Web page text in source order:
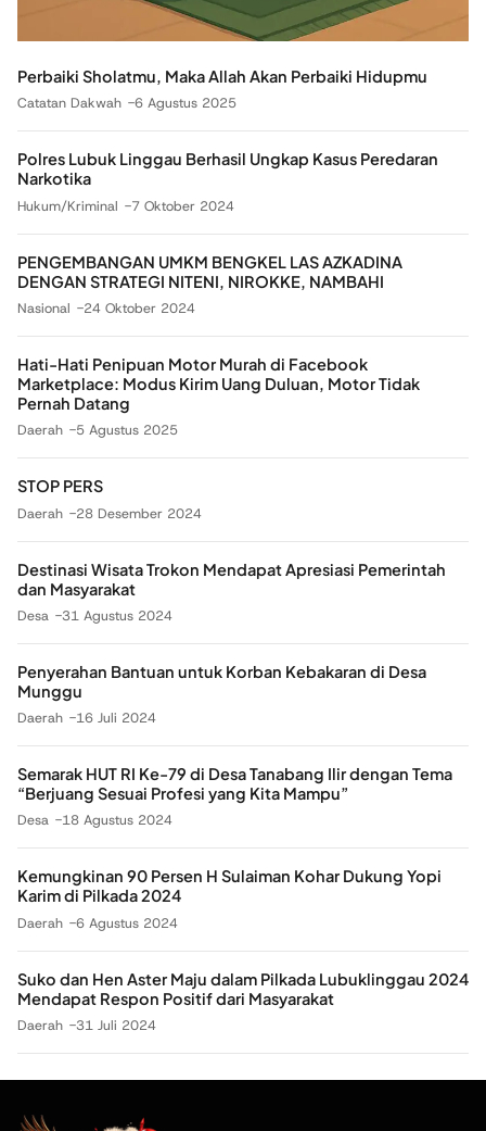
Perbaiki Sholatmu, Maka Allah Akan Perbaiki Hidupmu
Catatan Dakwah 6 Agustus 2025
Polres Lubuk Linggau Berhasil Ungkap Kasus Peredaran
Narkotika
Hukum/Kriminal 7 Oktober 2024
PENGEMBANGAN UMKM BENGKEL LAS AZKADINA
DENGAN STRATEGI NITENI, NIROKKE, NAMBAHI
Nasional 24 Oktober 2024
Hati-Hati Penipuan Motor Murah di Facebook
Marketplace: Modus Kirim Uang Duluan, Motor Tidak
Pernah Datang
Daerah 5 Agustus 2025
STOP PERS
Daerah 28 Desember 2024
Destinasi Wisata Trokon Mendapat Apresiasi Pemerintah
dan Masyarakat
Desa 31 Agustus 2024
Penyerahan Bantuan untuk Korban Kebakaran di Desa
Munggu
Daerah 16 Juli 2024
Semarak HUT RI Ke-79 di Desa Tanabang Ilir dengan Tema
“Berjuang Sesuai Profesi yang Kita Mampu”
Desa 18 Agustus 2024
Kemungkinan 90 Persen H Sulaiman Kohar Dukung Yopi
Karim di Pilkada 2024
Daerah 6 Agustus 2024
Suko dan Hen Aster Maju dalam Pilkada Lubuklinggau 2024
Mendapat Respon Positif dari Masyarakat
Daerah 31 Juli 2024